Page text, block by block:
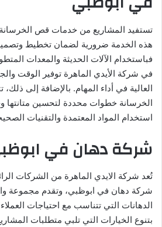
تستفيد المشاريع من خدمات قص
هذه الخدمة ضرورية لضمان تخطيط
فباستخدام الآلات الحديثة والمعدات
في شركة الأيدي الماهرة توفير الوقت
العالية في أداء المهام. بالإضافة إلى
الخرسانة خطوات محددة لتحسين متانتها
استخدام المواد المعتمدة والتقنيات
شركة دهان في
تُعد شركة الايدي الماهرة من الشركات
شركة دهان في ابوظبي، وتقدم مجموعة
الدهانات التي تتناسب مع احتياجات
بتنوع الخيارات التي تلبي متطلبات